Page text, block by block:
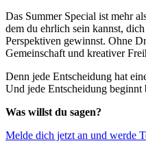
Das Summer Special ist mehr
dem du ehrlich sein kannst,
Perspektiven gewinnst. Ohne
Gemeinschaft und kreativer
Denn jede Entscheidung hat
Und jede Entscheidung beginnt
Was willst du sagen?
Melde dich jetzt an und werde